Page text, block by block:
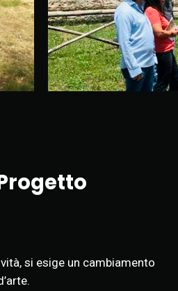
si esige un cambiamento